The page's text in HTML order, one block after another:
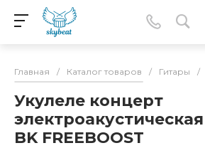
Главная / Каталог товаров / Гитары /
Укулеле концерт
BK FREEBOOST